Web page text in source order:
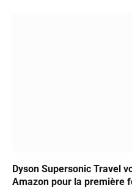
Dyson Supersonic Travel
Amazon pour la première